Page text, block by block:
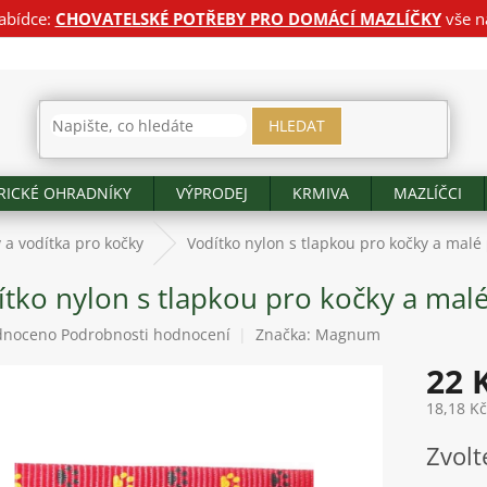
CHOVATELSKÉ POTŘEBY PRO DOMÁCÍ MAZLÍČKYvše
HLEDAT
OHRADNÍKY VÝPRODEJ KRMIVA MAZLÍČCI
a vodítka pro kočky Vodítko nylon s tlapkou pro kočky a malé
nylon s tlapkou pro kočky a
Podrobnosti hodnocení Značka: Magnum
22
18,18
cena: